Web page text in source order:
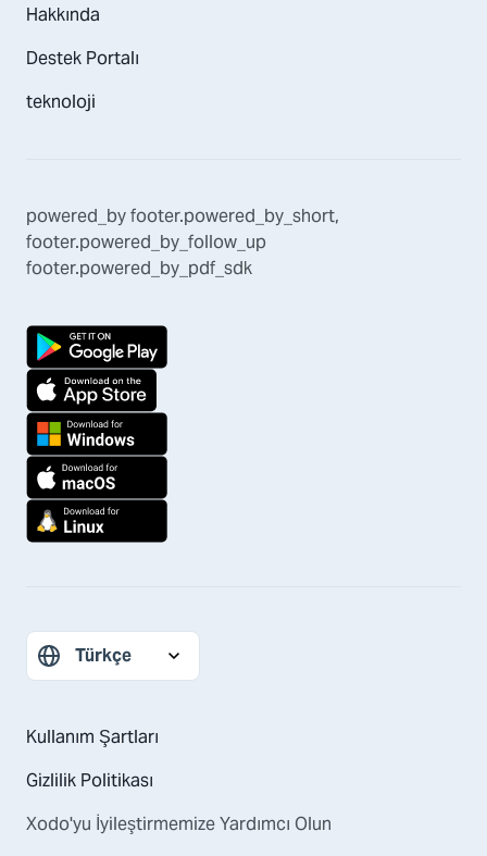
Hakkında
Destek Portalı
teknoloji
powered_byfooter.powered_by_short,
footer.powered_by_follow_up
footer.powered_by_pdf_sdk
Kullanım Şartları
Gizlilik Politikası
Xodo'yu İyileştirmemize Yardımcı Olun